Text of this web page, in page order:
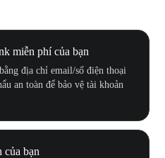
miễn phí của bạn
địa chỉ email/số điện thoại
an toàn để bảo vệ tài khoản
của bạn